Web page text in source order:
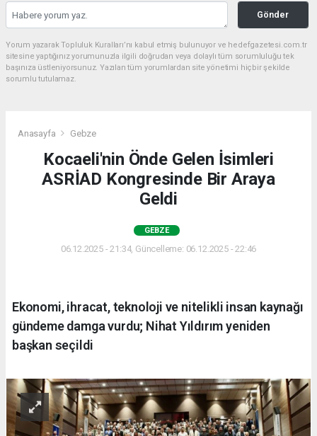
Gönder
Yorum yazarak Topluluk Kuralları’nı kabul etmiş bulunuyor ve hedefgazetesi.com.tr
sitesine yaptığınız yorumunuzla ilgili doğrudan veya dolaylı tüm sorumluluğu tek
başınıza üstleniyorsunuz. Yazılan tüm yorumlardan site yönetimi hiçbir şekilde
sorumlu tutulamaz.
Anasayfa Gebze
Kocaeli'nin Önde Gelen İsimleri
ASRİAD Kongresinde Bir Araya
Geldi
GEBZE
06.12.2025 - 21:34, Güncelleme: 06.12.2025 - 22:46
Ekonomi, ihracat, teknoloji ve nitelikli insan kaynağı
gündeme damga vurdu; Nihat Yıldırım yeniden
başkan seçildi